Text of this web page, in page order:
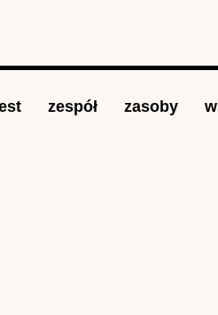
zespół zasoby